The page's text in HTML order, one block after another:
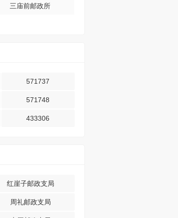
三庙前邮政所
571737
571748
433306
红崖子邮政支局
周礼邮政支局